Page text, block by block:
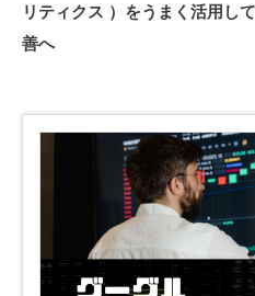
リティクス ）をうまく活用し
善へ